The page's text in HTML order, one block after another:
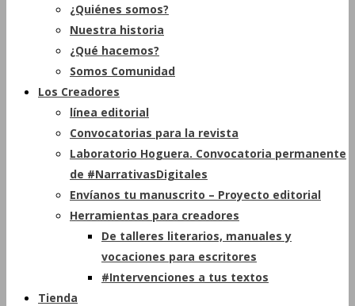
¿Quiénes somos?
Nuestra historia
¿Qué hacemos?
Somos Comunidad
Los Creadores
línea editorial
Convocatorias para la revista
Laboratorio Hoguera. Convocatoria permanente
de #NarrativasDigitales
Envíanos tu manuscrito – Proyecto editorial
Herramientas para creadores
De talleres literarios, manuales y
vocaciones para escritores
#Intervenciones a tus textos
Tienda